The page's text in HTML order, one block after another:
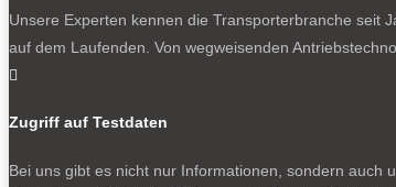
Unsere Experten kennen die Transporterbranche seit
auf dem Laufenden. Von wegweisenden

Zugriff auf Testdaten
Bei uns gibt es nicht nur Informationen, sondern auch